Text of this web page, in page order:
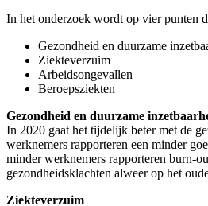
In het onderzoek wordt op vier punten
Gezondheid en duurzame
Ziekteverzuim
Arbeidsongevallen
Beroepsziekten
Gezondheid en duurzame
In 2020 gaat het tijdelijk beter met de
werknemers rapporteren een minder
minder werknemers rapporteren burn-
gezondheidsklachten alweer op het
Ziekteverzuim